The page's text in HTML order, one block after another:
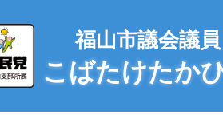
福山市議会議員
こばたけたか